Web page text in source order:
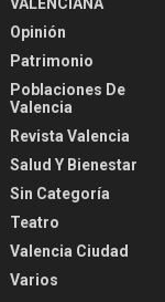
VALENCIANA
Opinión
Patrimonio
Poblaciones De
Valencia
Revista Valencia
Salud Y Bienestar
Sin Categoría
Teatro
Valencia Ciudad
Varios